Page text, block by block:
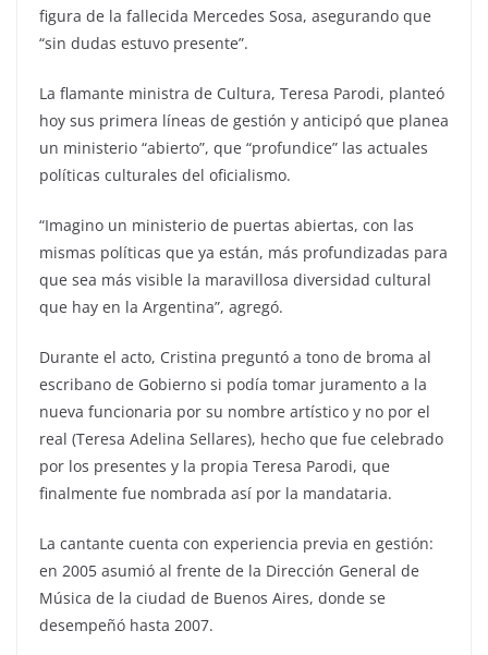
figura de la fallecida Mercedes Sosa, asegurando que
“sin dudas estuvo presente”.
La flamante ministra de Cultura, Teresa Parodi, planteó
hoy sus primera líneas de gestión y anticipó que planea
un ministerio “abierto”, que “profundice” las actuales
políticas culturales del oficialismo.
“Imagino un ministerio de puertas abiertas, con las
mismas políticas que ya están, más profundizadas para
que sea más visible la maravillosa diversidad cultural
que hay en la Argentina”, agregó.
Durante el acto, Cristina preguntó a tono de broma al
escribano de Gobierno si podía tomar juramento a la
nueva funcionaria por su nombre artístico y no por el
real (Teresa Adelina Sellares), hecho que fue celebrado
por los presentes y la propia Teresa Parodi, que
finalmente fue nombrada así por la mandataria.
La cantante cuenta con experiencia previa en gestión:
en 2005 asumió al frente de la Dirección General de
Música de la ciudad de Buenos Aires, donde se
desempeñó hasta 2007.